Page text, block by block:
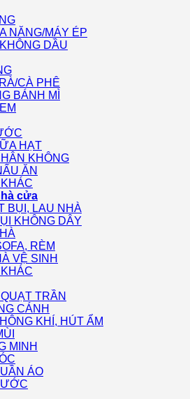
NĂNG/MÁY ÉP
DẦU
CÀ PHÊ
BÁNH MÌ
HẠT
KHÔNG
ĂN
cửa
BỤI, LAU NHÀ
KHÔNG DÂY
RÈM
VỆ SINH
TRẦN
CÁNH
KHÍ, HÚT ẨM
MINH
ÁO